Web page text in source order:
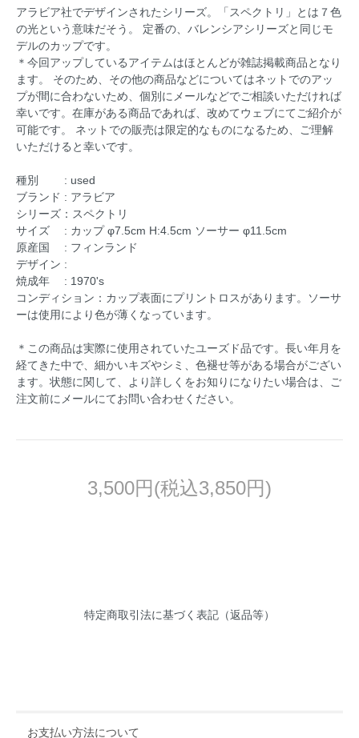
アラビア社でデザインされたシリーズ。「スペクトリ」とは７色
の光という意味だそう。 定番の、バレンシアシリーズと同じモ
デルのカップです。
＊今回アップしているアイテムはほとんどが雑誌掲載商品となり
ます。 そのため、その他の商品などについてはネットでのアッ
プが間に合わないため、個別にメールなどでご相談いただければ
幸いです。在庫がある商品であれば、改めてウェブにてご紹介が
可能です。 ネットでの販売は限定的なものになるため、ご理解
いただけると幸いです。
種別 : used
ブランド : アラビア
シリーズ：スペクトリ
サイズ : カップ φ7.5cm H:4.5cm ソーサー φ11.5cm
原産国 : フィンランド
デザイン :
焼成年 : 1970's
コンディション：カップ表面にプリントロスがあります。ソーサ
ーは使用により色が薄くなっています。
＊この商品は実際に使用されていたユーズド品です。長い年月を
経てきた中で、細かいキズやシミ、色褪せ等がある場合がござい
ます。状態に関して、より詳しくをお知りになりたい場合は、ご
注文前にメールにてお問い合わせください。
3,500円(税込3,850円)
特定商取引法に基づく表記（返品等）
お支払い方法について